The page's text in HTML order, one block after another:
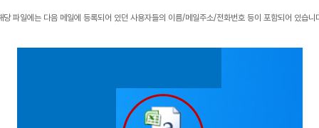
당 파일에는 다음 메일에 등록되어 있던 사용자들의 이름/메일주소/전화번호 등이 포함되어 있습니